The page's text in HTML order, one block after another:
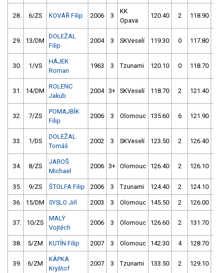
28. 6/ZS KOVÁŘ Filip 2006 3
KK
Opava
120.40 2 118.90
29. 13/DM
DOLEŽAL
Filip
2004 3 SKVeselí 119.30 0 117.80
30. 1/VS
HÁJEK
Roman
1963 3 Tzunami 120.10 0 118.70
31. 14/DM
ROLENC
Jakub
2004 3+ SKVeselí 118.70 2 121.40
32. 7/ZS
POMAJBÍK
Filip
2006 3 Olomouc 135.60 6 121.90
33. 1/DS
DOLEŽAL
Tomáš
2002 3 SKVeselí 123.50 2 126.40
34. 8/ZS
JAROŠ
Michael
2006 3+ Olomouc 126.40 2 126.10
35. 9/ZS ŠTOLFA Filip 2006 3 Tzunami 124.40 2 124.10
36. 15/DM SYSLO Jiří 2003 3 Olomouc 145.50 2 126.00
37. 10/ZS
MALÝ
Vojtěch
2006 3 Olomouc 126.60 2 131.70
38. 5/ZM KUTÍN Filip 2007 3 Olomouc 142.30 4 128.70
39. 6/ZM
KÁPKA
Kryštof
2007 3 Tzunami 133.50 2 129.10